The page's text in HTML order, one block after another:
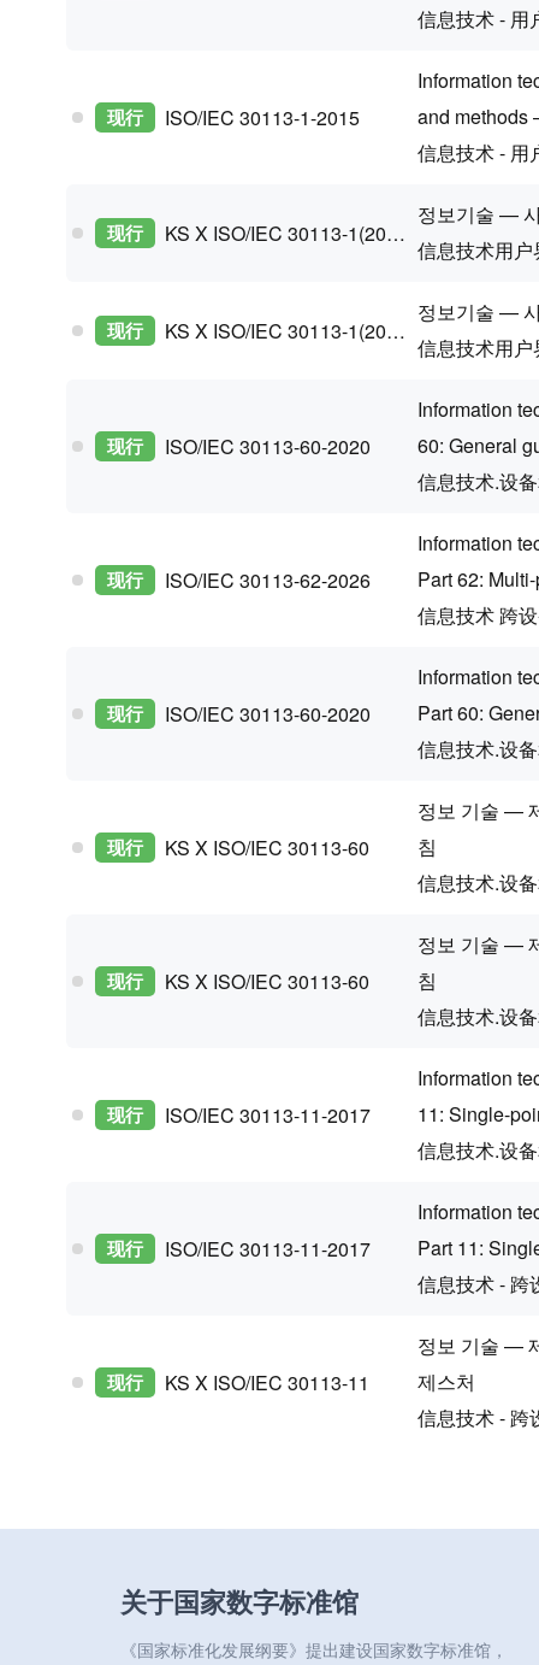
信息技术 - 用
现行 ISO/IEC 30113-1-2015
Information
and methods
信息技术 - 用
现行 KS X ISO/IEC 30113-1(2021 Confirm)
정보기술 —
信息技术用
现行 KS X ISO/IEC 30113-1(2021 Confirm)
정보기술 —
信息技术用
现行 ISO/IEC 30113-60-2020
Information
60: General
信息技术.设
现行 ISO/IEC 30113-62-2026
Information
Part 62:
信息技术 跨
现行 ISO/IEC 30113-60-2020
Information
Part 60:
信息技术.设
现行 KS X ISO/IEC 30113-60
정보 기술 —
침
信息技术.设
现行 KS X ISO/IEC 30113-60
정보 기술 —
침
信息技术.设
现行 ISO/IEC 30113-11-2017
Information
11: Single-
信息技术.设
现行 ISO/IEC 30113-11-2017
Information
Part 11:
信息技术 - 跨
现行 KS X ISO/IEC 30113-11
정보 기술 —
제스처
信息技术 - 跨
关于国家数字标准馆
《国家标准化发展纲要》提出建设国家数字标准馆，